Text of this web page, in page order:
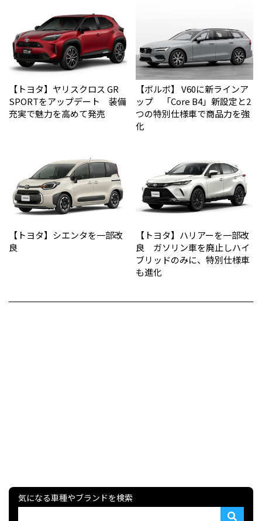
【トヨタ】ヤリスクロス GR
SPORTをアップデート 装備
充実で魅力を高めて発売
【ボルボ】 V60に新ラインア
ップ 「Core B4」新設定と2
つの特別仕様車で商品力を強
化
【トヨタ】シエンタを一部改
良
【トヨタ】ハリアーを一部改
良 ガソリン車を廃止しハイ
ブリッドのみに、特別仕様車
も進化
気になる車種やブランドを検索